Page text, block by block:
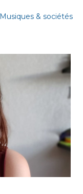
Musiques & sociétés